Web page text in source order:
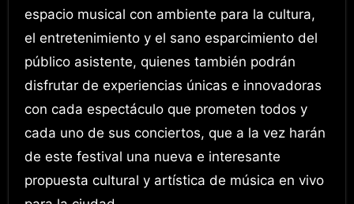
espacio musical con ambiente para la cultura,
el entretenimiento y el sano esparcimiento del
público asistente, quienes también podrán
disfrutar de experiencias únicas e innovadoras
con cada espectáculo que prometen todos y
cada uno de sus conciertos, que a la vez harán
de este festival una nueva e interesante
propuesta cultural y artística de música en vivo